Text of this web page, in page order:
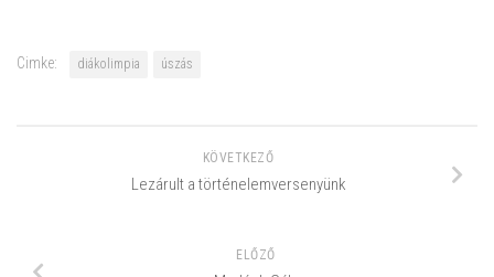
Cimke: diákolimpia úszás
KÖVETKEZŐ
Lezárult a történelemversenyünk
ELŐZŐ